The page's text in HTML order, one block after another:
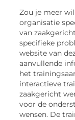
Zou je meer
organisatie
van
specifieke
website van
aanvullende
het
interactieve
zaakgericht
voor de
wensen. De